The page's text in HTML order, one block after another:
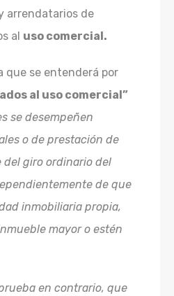
arrendatarios de
al uso comercial.
que se entenderá por
al uso comercial”
se desempeñen
o de prestación de
del giro ordinario del
de que
inmobiliaria propia,
mayor o estén
en contrario, que